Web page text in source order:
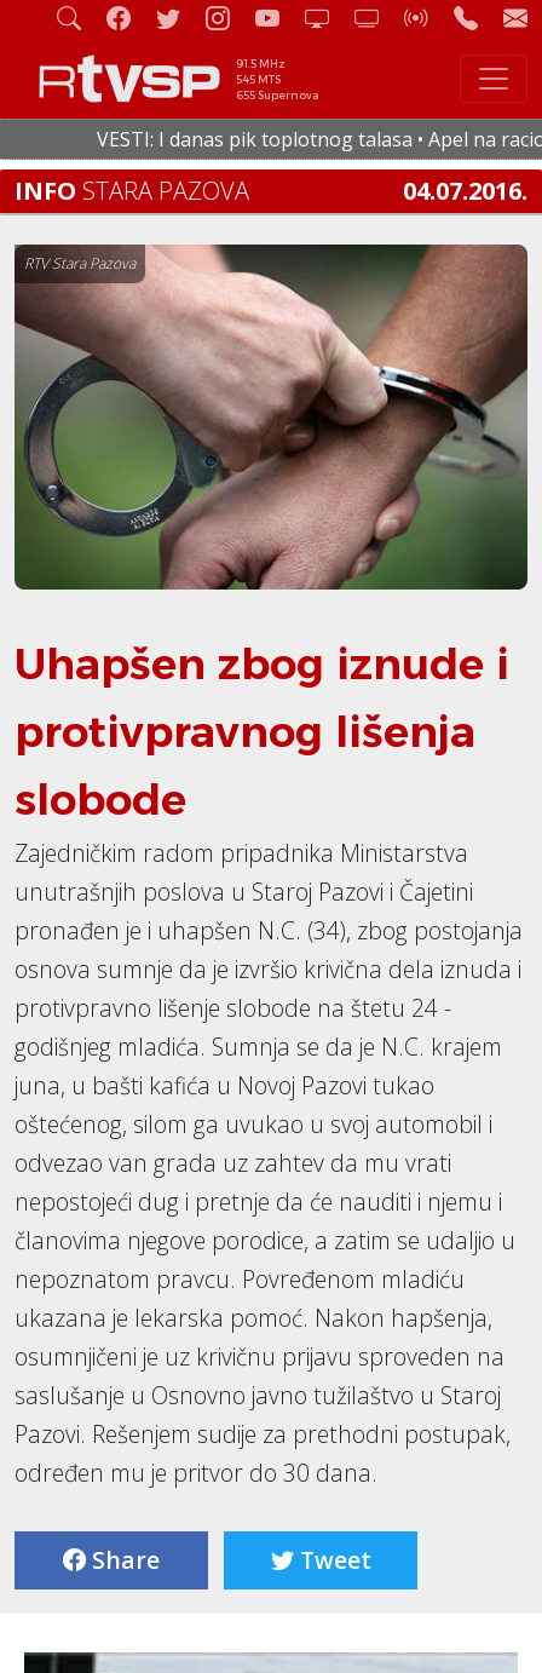
91.5 MHz
545 MTS
655 Supernova
VESTI: I danas pik toplotnog talasa • Apel na
INFO STARA PAZOVA 04.07.2016.
RTV Stara Pazova
Uhapšen zbog iznude i
protivpravnog lišenja
slobode
Zajedničkim radom pripadnika Ministarstva
unutrašnjih poslova u Staroj Pazovi i Čajetini
pronađen je i uhapšen N.C. (34), zbog postojanja
osnova sumnje da je izvršio krivična dela iznuda i
protivpravno lišenje slobode na štetu 24 -
godišnjeg mladića. Sumnja se da je N.C. krajem
juna, u bašti kafića u Novoj Pazovi tukao
oštećenog, silom ga uvukao u svoj automobil i
odvezao van grada uz zahtev da mu vrati
nepostojeći dug i pretnje da će nauditi i njemu i
članovima njegove porodice, a zatim se udaljio u
nepoznatom pravcu. Povređenom mladiću
ukazana je lekarska pomoć. Nakon hapšenja,
osumnjičeni je uz krivičnu prijavu sproveden na
saslušanje u Osnovno javno tužilaštvo u Staroj
Pazovi. Rešenjem sudije za prethodni postupak,
određen mu je pritvor do 30 dana.
Share Tweet